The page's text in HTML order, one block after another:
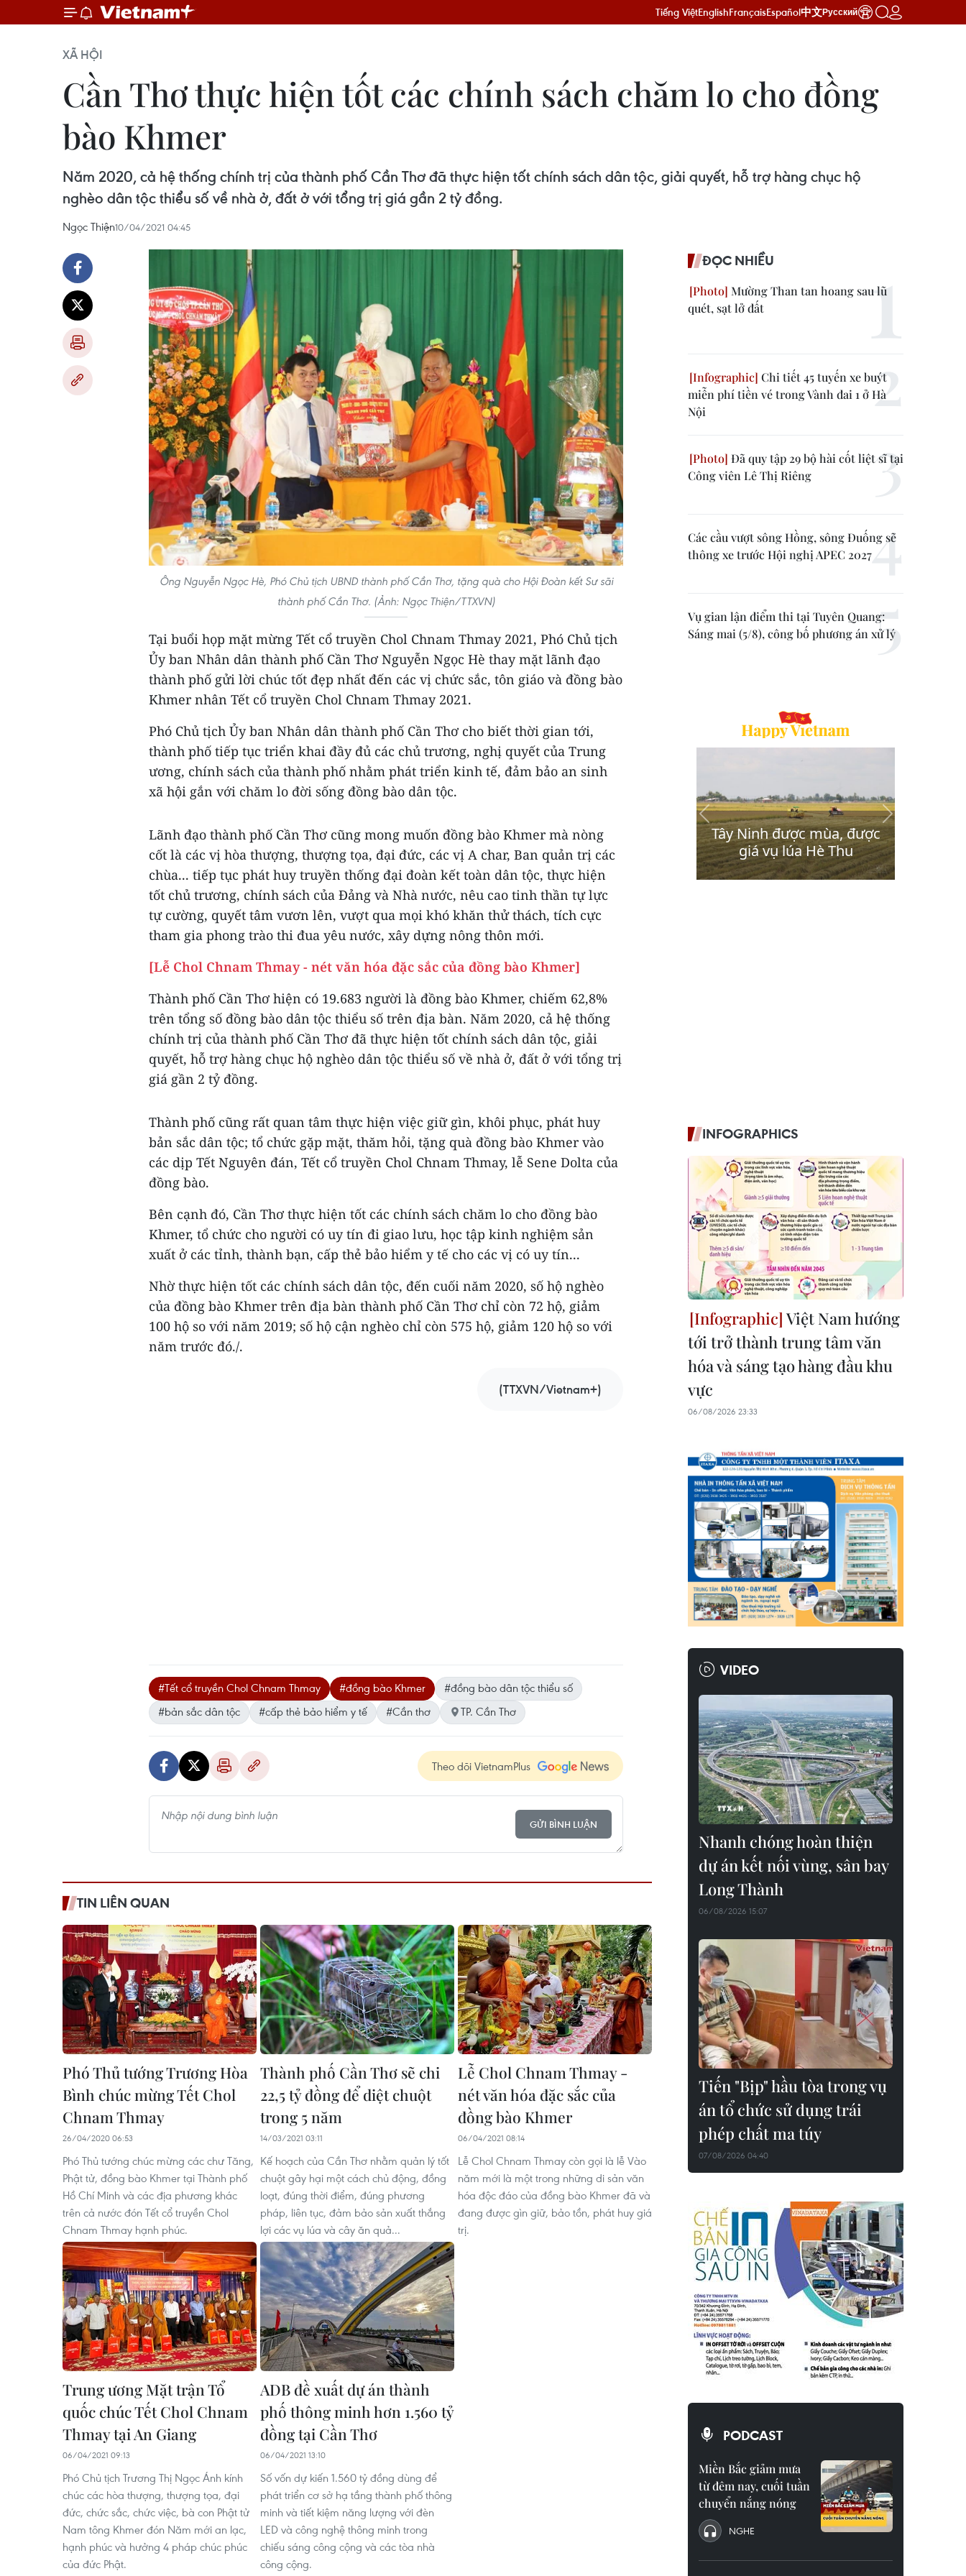
Tiếng ViệtEnglishFrançaisEspañol中文Русский
XÃ HỘI
Cần Thơ thực hiện tốt các chính sách chăm lo cho đồng
bào Khmer
Năm 2020, cả hệ thống chính trị của thành phố Cần Thơ đã thực hiện tốt chính sách dân tộc, giải quyết, hỗ trợ hàng chục hộ
nghèo dân tộc thiểu số về nhà ở, đất ở với tổng trị giá gần 2 tỷ đồng.
Ngọc Thiện10/04/2021 04:45
Ông Nguyễn Ngọc Hè, Phó Chủ tịch UBND thành phố Cần Thơ, tặng quà cho Hội Đoàn kết Sư sãi
thành phố Cần Thơ. (Ảnh: Ngọc Thiện/TTXVN)
Tại buổi họp mặt mừng Tết cổ truyền Chol Chnam Thmay 2021, Phó Chủ tịch
Ủy ban Nhân dân thành phố Cần Thơ Nguyễn Ngọc Hè thay mặt lãnh đạo
thành phố gửi lời chúc tốt đẹp nhất đến các vị chức sắc, tôn giáo và đồng bào
Khmer nhân Tết cổ truyền Chol Chnam Thmay 2021.
Phó Chủ tịch Ủy ban Nhân dân thành phố Cần Thơ cho biết thời gian tới,
thành phố tiếp tục triển khai đầy đủ các chủ trương, nghị quyết của Trung
ương, chính sách của thành phố nhằm phát triển kinh tế, đảm bảo an sinh
xã hội gắn với chăm lo đời sống đồng bào dân tộc.
Lãnh đạo thành phố Cần Thơ cũng mong muốn đồng bào Khmer mà nòng
cốt là các vị hòa thượng, thượng tọa, đại đức, các vị A char, Ban quản trị các
chùa... tiếp tục phát huy truyền thống đại đoàn kết toàn dân tộc, thực hiện
tốt chủ trương, chính sách của Đảng và Nhà nước, nêu cao tinh thần tự lực
tự cường, quyết tâm vươn lên, vượt qua mọi khó khăn thử thách, tích cực
tham gia phong trào thi đua yêu nước, xây dựng nông thôn mới.
[Lễ Chol Chnam Thmay - nét văn hóa đặc sắc của đồng bào Khmer]
Thành phố Cần Thơ hiện có 19.683 người là đồng bào Khmer, chiếm 62,8%
trên tổng số đồng bào dân tộc thiểu số trên địa bàn. Năm 2020, cả hệ thống
chính trị của thành phố Cần Thơ đã thực hiện tốt chính sách dân tộc, giải
quyết, hỗ trợ hàng chục hộ nghèo dân tộc thiểu số về nhà ở, đất ở với tổng trị
giá gần 2 tỷ đồng.
Thành phố cũng rất quan tâm thực hiện việc giữ gìn, khôi phục, phát huy
bản sắc dân tộc; tổ chức gặp mặt, thăm hỏi, tặng quà đồng bào Khmer vào
các dịp Tết Nguyên đán, Tết cổ truyền Chol Chnam Thmay, lễ Sene Dolta của
đồng bào.
Bên cạnh đó, Cần Thơ thực hiện tốt các chính sách chăm lo cho đồng bào
Khmer, tổ chức cho người có uy tín đi giao lưu, học tập kinh nghiệm sản
xuất ở các tỉnh, thành bạn, cấp thẻ bảo hiểm y tế cho các vị có uy tín...
Nhờ thực hiện tốt các chính sách dân tộc, đến cuối năm 2020, số hộ nghèo
của đồng bào Khmer trên địa bàn thành phố Cần Thơ chỉ còn 72 hộ, giảm
100 hộ so với năm 2019; số hộ cận nghèo chỉ còn 575 hộ, giảm 120 hộ so với
năm trước đó./.
(TTXVN/Vietnam+)
#Tết cổ truyền Chol Chnam Thmay #đồng bào Khmer
#đồng bào dân tộc thiểu số
#bản sắc dân tộc
#cấp thẻ bảo hiểm y tế #Cần thơ TP. Cần Thơ
Theo dõi VietnamPlus
GỬI BÌNH LUẬN
TIN LIÊN QUAN
Phó Thủ tướng Trương Hòa
Bình chúc mừng Tết Chol
Chnam Thmay
26/04/2020 06:53
Phó Thủ tướng chúc mừng các chư Tăng,
Phật tử, đồng bào Khmer tại Thành phố
Hồ Chí Minh và các địa phương khác
trên cả nước đón Tết cổ truyền Chol
Chnam Thmay hạnh phúc.
Thành phố Cần Thơ sẽ chi
22,5 tỷ đồng để diệt chuột
trong 5 năm
14/03/2021 03:11
Kế hoạch của Cần Thơ nhằm quản lý tốt
chuột gây hại một cách chủ động, đồng
loạt, đúng thời điểm, đúng phương
pháp, liên tục, đảm bảo sản xuất thắng
lợi các vụ lúa và cây ăn quả...
Lễ Chol Chnam Thmay -
nét văn hóa đặc sắc của
đồng bào Khmer
06/04/2021 08:14
Lễ Chol Chnam Thmay còn gọi là lễ Vào
năm mới là một trong những di sản văn
hóa độc đáo của đồng bào Khmer đã và
đang được gìn giữ, bảo tồn, phát huy giá
trị.
Trung ương Mặt trận Tổ
quốc chúc Tết Chol Chnam
Thmay tại An Giang
06/04/2021 09:13
Phó Chủ tịch Trương Thị Ngọc Ánh kính
chúc các hòa thượng, thượng tọa, đại
đức, chức sắc, chức việc, bà con Phật tử
Nam tông Khmer đón Năm mới an lạc,
hạnh phúc và hưởng 4 pháp chúc phúc
của đức Phật.
ADB đề xuất dự án thành
phố thông minh hơn 1.560 tỷ
đồng tại Cần Thơ
06/04/2021 13:10
Số vốn dự kiến 1.560 tỷ đồng dùng để
phát triển cơ sở hạ tầng thành phố thông
minh và tiết kiệm năng lượng với đèn
LED và công nghệ thông minh trong
chiếu sáng công cộng và các tòa nhà
công cộng.
ĐỌC NHIỀU
Mường Than tan hoang sau lũ
quét, sạt lở đất
Chi tiết 45 tuyến xe buýt
miễn phí tiền vé trong Vành đai 1 ở Hà
Nội
Đã quy tập 29 bộ hài cốt liệt sĩ tại
Công viên Lê Thị Riêng
Các cầu vượt sông Hồng, sông Đuống sẽ
thông xe trước Hội nghị APEC 2027
Vụ gian lận điểm thi tại Tuyên Quang:
Sáng mai (5/8), công bố phương án xử lý
INFOGRAPHICS
Việt Nam hướng
tới trở thành trung tâm văn
hóa và sáng tạo hàng đầu khu
vực
06/08/2026 23:33
VIDEO
Nhanh chóng hoàn thiện
dự án kết nối vùng, sân bay
Long Thành
06/08/2026 15:07
Tiến "Bịp" hầu tòa trong vụ
án tổ chức sử dụng trái
phép chất ma túy
07/08/2026 04:40
PODCAST
Miền Bắc giảm mưa
từ đêm nay, cuối tuần
chuyển nắng nóng
NGHE